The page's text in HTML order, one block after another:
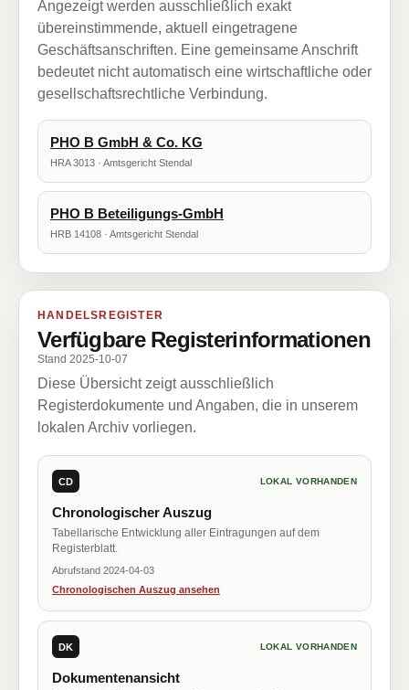
Angezeigt werden ausschließlich exakt
übereinstimmende, aktuell eingetragene
Geschäftsanschriften. Eine gemeinsame Anschrift
bedeutet nicht automatisch eine wirtschaftliche oder
gesellschaftsrechtliche Verbindung.
PHO B GmbH & Co. KG
HRA 3013 · Amtsgericht Stendal
PHO B Beteiligungs-GmbH
HRB 14108 · Amtsgericht Stendal
HANDELSREGISTER
Verfügbare Registerinformationen
Stand 2025-10-07
Diese Übersicht zeigt ausschließlich
Registerdokumente und Angaben, die in unserem
lokalen Archiv vorliegen.
CD LOKAL VORHANDEN
Chronologischer Auszug
Tabellarische Entwicklung aller Eintragungen auf dem
Registerblatt.
Abrufstand 2024-04-03
Chronologischen Auszug ansehen
DK LOKAL VORHANDEN
Dokumentenansicht